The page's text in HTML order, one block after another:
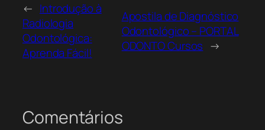
← Introdução à
Radiologia
Odontológica:
Aprenda Fácil!
Apostila de Diagnóstico
Odontológico – PORTAL
ODONTO Cursos →
Comentários